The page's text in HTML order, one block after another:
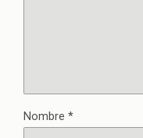
Nombre *